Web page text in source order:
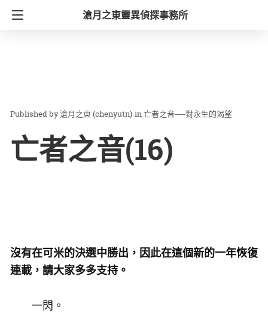
滄月之東靈異偵探事務所
滄月之東 (chenyutn) in亡者之音──對永生的渴望
亡者之音(16)
沒有在可米的決選中勝出，因此在這個新的一年恢復
連載，請大家多多支持。
一閃。